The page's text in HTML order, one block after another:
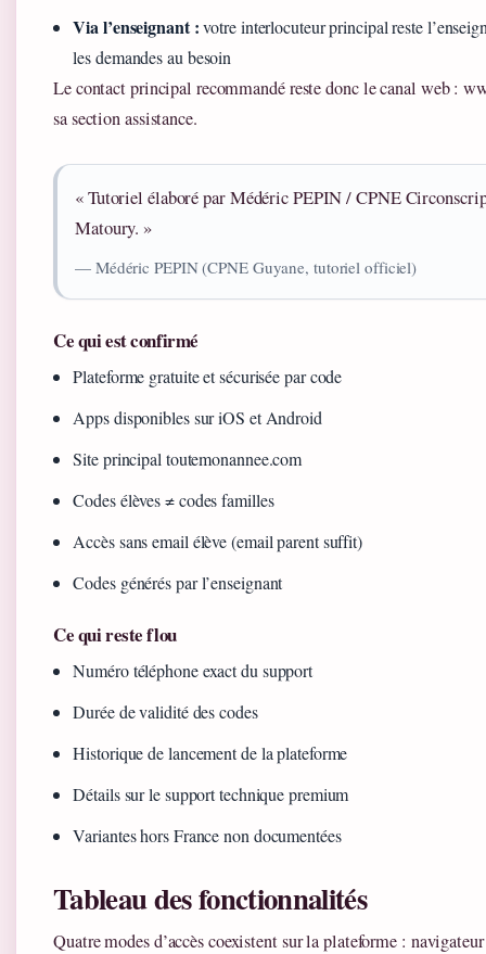
Via l’enseignant :votre interlocuteur principal reste
les demandes au besoin
Le contact principal recommandé reste donc le canal web :
sa section assistance.
« Tutoriel élaboré par Médéric PEPIN / CPNE
Matoury. »
— Médéric PEPIN (CPNE Guyane, tutoriel officiel)
Ce qui est confirmé
Plateforme gratuite et sécurisée par code
Apps disponibles sur iOS et Android
Site principal toutemonannee.com
Codes élèves ≠ codes familles
Accès sans email élève (email parent suffit)
Codes générés par l’enseignant
Ce qui reste flou
Numéro téléphone exact du support
Durée de validité des codes
Historique de lancement de la plateforme
Détails sur le support technique premium
Variantes hors France non documentées
Tableau des fonctionnalités
Quatre modes d’accès coexistent sur la plateforme :